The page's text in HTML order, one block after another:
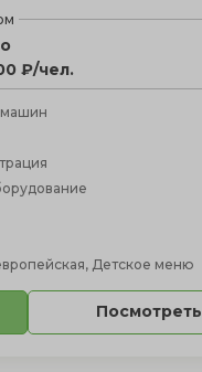
₽/чел.
машин
Детское меню
Посмотреть